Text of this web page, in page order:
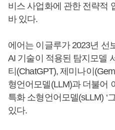
비스 사업화에 관한 전략적
바 있다.
에어는 이글루가 2023년 선
AI 기술이 적용된 탐지모델
티(ChatGPT), 제미나이
형언어모델(LLM)과 더불어
특화 소형언어모델(sLLM) ‘
있다.